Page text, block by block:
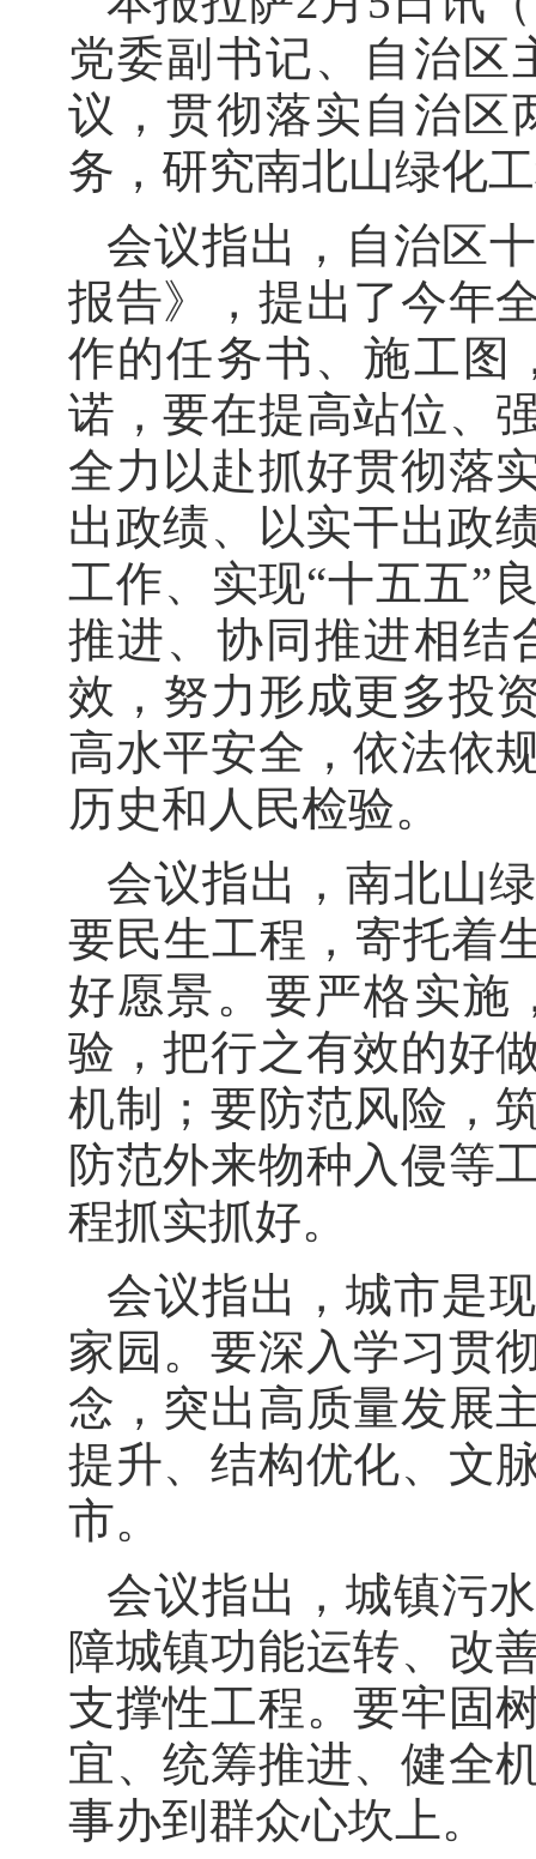
党委副书记、自治区
议，贯彻落实自治区
务，研究南北山绿化
会议指出，自治区
报告》，提出了今年
作的任务书、施工图
诺，要在提高站位、
全力以赴抓好贯彻落
出政绩、以实干出政
工作、实现“十五五”
推进、协同推进相结
效，努力形成更多投
高水平安全，依法依
历史和人民检验。
会议指出，南北山
要民生工程，寄托着
好愿景。要严格实施
验，把行之有效的好
机制；要防范风险，
防范外来物种入侵等
程抓实抓好。
会议指出，城市是
家园。要深入学习贯
念，突出高质量发展
提升、结构优化、文
市。
会议指出，城镇污
障城镇功能运转、改
支撑性工程。要牢固
宜、统筹推进、健全
事办到群众心坎上。